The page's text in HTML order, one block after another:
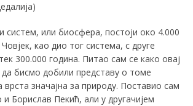
систем, или биосфера, постоји око 4.000
као дио тог система, с друге
300.000 година. Питао сам се како овај
да бисмо добили представу о томе
врста значајна за природу. Поставио сам
Борислав Пекић, али у другачијем